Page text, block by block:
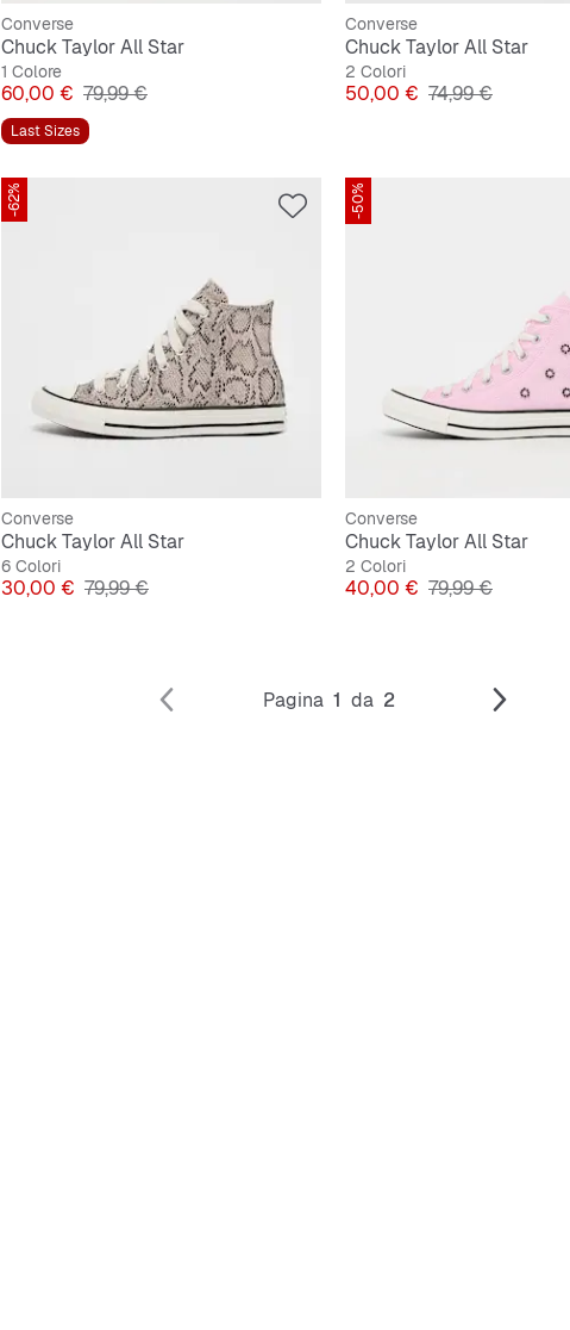
Converse
Chuck Taylor All Star
1 Colore
Prezzo
60,00 € Prezzo originale
79,99 €
Last Sizes
Converse
Chuck Taylor All Star
2 Colori
Prezzo
50,00 € Prezzo originale
74,99 €
-62%
Converse
Chuck Taylor All Star
6 Colori
Prezzo
30,00 € Prezzo originale
79,99 €
-50%
Converse
Chuck Taylor All Star
2 Colori
Prezzo
40,00 € Prezzo originale
79,99 €
Pagina 1 da 2